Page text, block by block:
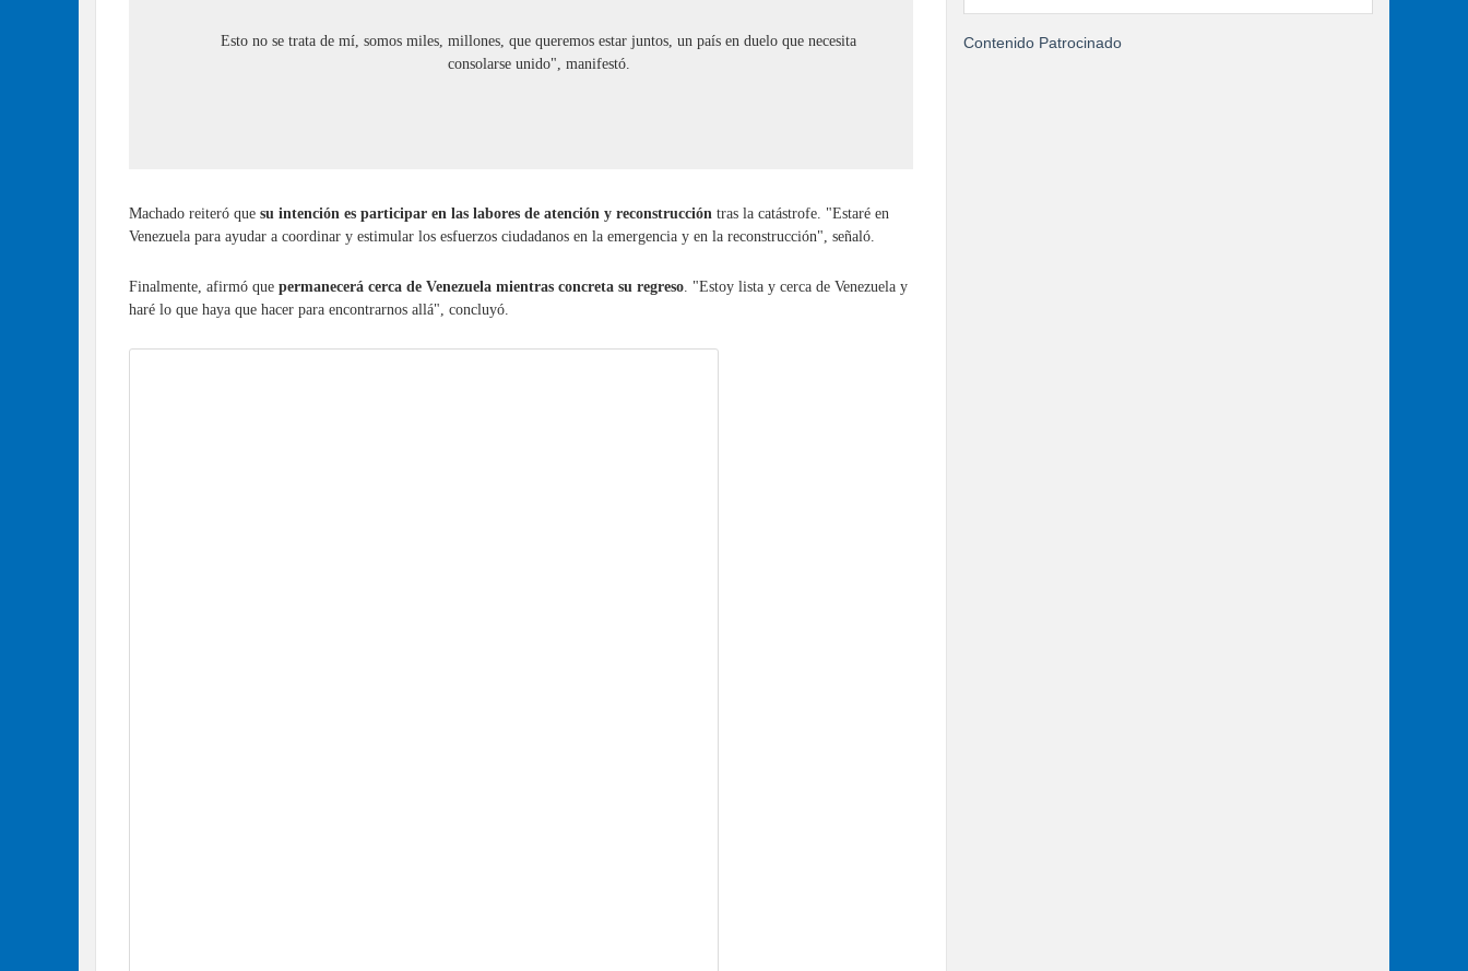
Esto no se trata de mí, somos miles, millones, que queremos estar juntos, un país en duelo que necesita
consolarse unido", manifestó.
Machado reiteró que su intención es participar en las labores de atención y reconstrucción tras la catástrofe. "Estaré en
Venezuela para ayudar a coordinar y estimular los esfuerzos ciudadanos en la emergencia y en la reconstrucción", señaló.
Finalmente, afirmó que permanecerá cerca de Venezuela mientras concreta su regreso . "Estoy lista y cerca de Venezuela y
haré lo que haya que hacer para encontrarnos allá", concluyó.
Contenido Patrocinado